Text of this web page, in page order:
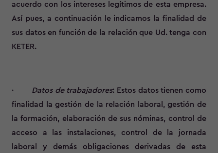
acuerdo con los intereses legítimos de esta empresa.
Así pues, a continuación le indicamos la finalidad de
sus datos en función de la relación que Ud. tenga con
KETER.
· Datos de trabajadores: Estos datos tienen como
finalidad la gestión de la relación laboral, gestión de
la formación, elaboración de sus nóminas, control de
acceso a las instalaciones, control de la jornada
laboral y demás obligaciones derivadas de esta